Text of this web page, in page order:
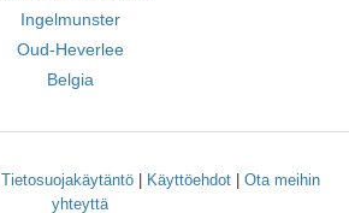
Ingelmunster
Oud-Heverlee
Belgia
Tietosuojakäytäntö| Käyttöehdot| Ota meihin
yhteyttä